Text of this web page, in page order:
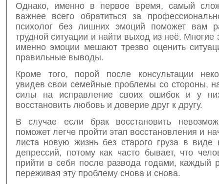
Однако, именно в первое время, самый
важнее всего обратиться за
психолог без лишних эмоций поможет вам
трудной ситуации и найти выход из неё. Многие
именно эмоции мешают трезво оценить
правильные выводы.
Кроме того, порой после консультации
увидев свои семейные проблемы со стороны,
силы на исправление своих ошибок и у
восстановить любовь и доверие друг к другу.
В случае если брак восстановить
поможет легче пройти этап восстановления и
листа новую жизнь без старого груза в виде
депрессий, потому как часто бывает, что
прийти в себя после развода годами, каждый
переживая эту проблему снова и снова.